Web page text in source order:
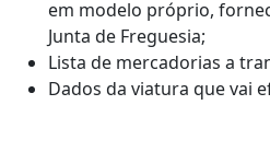
em modelo próprio,
Junta de Freguesia;
Lista de mercadorias a
Dados da viatura que vai